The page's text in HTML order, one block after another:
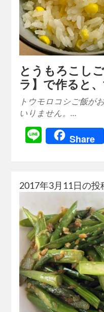
とうもろこし
ラ】で作ると
トウモロコシご飯が
いりません。…
LineShare
2017年3月11日の投